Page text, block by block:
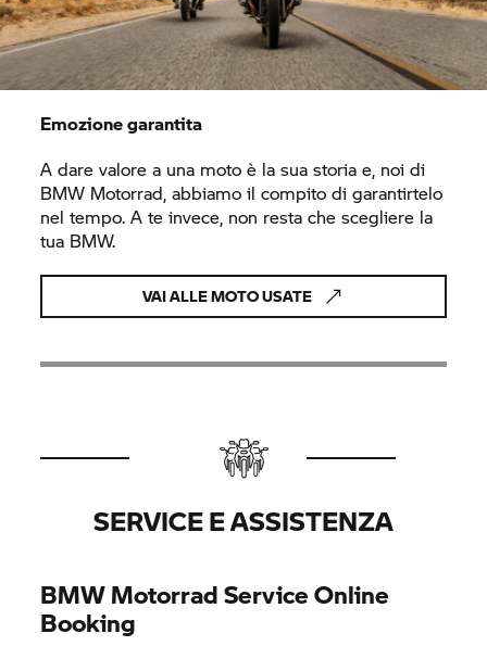
Emozione garantita
A dare valore a una moto è la sua storia e, noi di
BMW Motorrad, abbiamo il compito di garantirtelo
nel tempo. A te invece, non resta che scegliere la
tua BMW.
VAI ALLE MOTO USATE
SERVICE E ASSISTENZA
BMW MotorradService Online
Booking